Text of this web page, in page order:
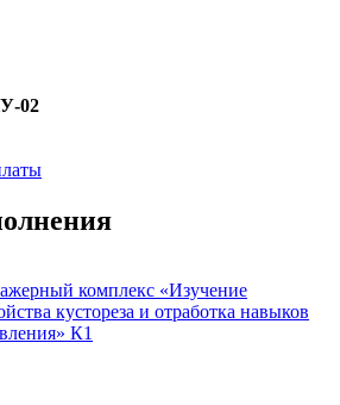
02
комплекс «Изучение
кустореза и отработка навыков
К1